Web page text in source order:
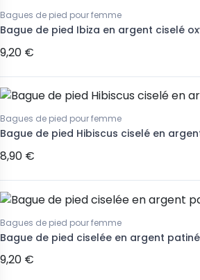
Bagues de pied pour femme
Bague de pied Ibiza en argent ciselé
9,20 €
Bagues de pied pour femme
Bague de pied Hibiscus ciselé en
8,90 €
Bagues de pied pour femme
Bague de pied ciselée en argent patiné
9,20 €